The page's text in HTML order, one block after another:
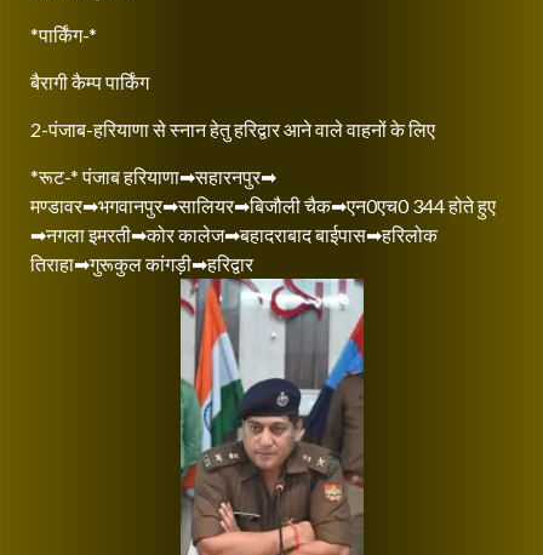
*पार्किंग-*
बैरागी कैम्प पार्किंग
2-पंजाब-हरियाणा से स्नान हेतु हरिद्वार आने वाले वाहनों के लिए
*रूट-* पंजाब हरियाणा➡सहारनपुर➡
मण्डावर➡भगवानपुर➡सालियर➡बिजौली चैक➡एन0एच0 344 होते हुए
➡नगला इमरती➡कोर कालेज➡बहादराबाद बाईपास➡हरिलोक
तिराहा➡गुरूकुल कांगड़ी➡हरिद्वार